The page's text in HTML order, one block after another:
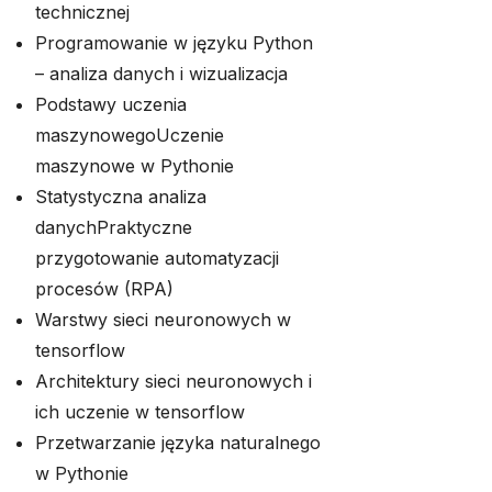
technicznej
Programowanie w języku Python
– analiza danych i wizualizacja
Podstawy uczenia
maszynowegoUczenie
maszynowe w Pythonie
Statystyczna analiza
danychPraktyczne
przygotowanie automatyzacji
procesów (RPA)
Warstwy sieci neuronowych w
tensorflow
Architektury sieci neuronowych i
ich uczenie w tensorflow
Przetwarzanie języka naturalnego
w Pythonie